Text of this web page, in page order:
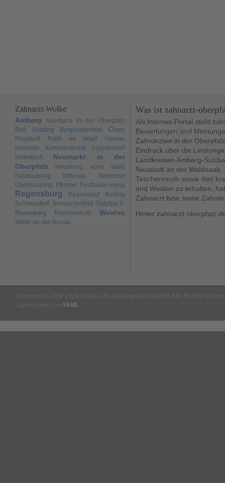
Zahnarzt-Wolke
Amberg
Auerbach in der Oberpfalz
Bad Kötzting
Burglengenfeld Cham
Freystadt Furth im Wald
Hemau
Kemnath
Kümmersbruck
Lappersdorf
Mitterteich
Neumarkt in der
Oberpfalz
Neunburg vorm Wald
Neutraubling
Nittenau
Nittendorf
Obertraubling
Pfreimd Postbauer-Heng
Regensburg Regenstauf Roding
Schwandorf Schwarzenfeld
Sulzbach-
Rosenberg
Tirschenreuth Weiden
Wörth an der Donau
Was ist zahnarzt-
Als Internet-Portal steht
Bewertungen und
Zahnärzten in der
Eindruck über die
Landkreisen Amberg-
Neustadt an der
Tirschenreuth sowie den
und Weiden zu erhalten,
Zahnarzt bzw. seine
Hinter zahnarzt-
YAML